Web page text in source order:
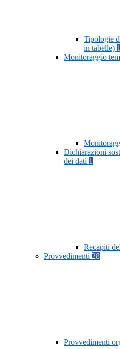
Tipologie
in tabelle) 1
Monitoraggio
Dichiarazioni
dei dati 1
Recapiti
Provvedimenti 28
Provvedimenti